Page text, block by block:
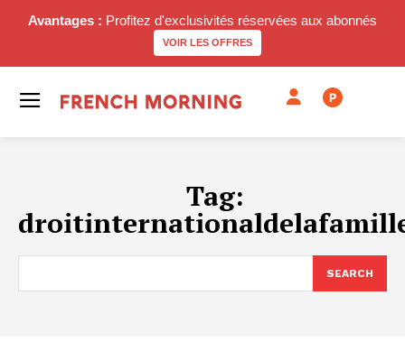
Avantages : Profitez d'exclusivités réservées aux abonnés
VOIR LES OFFRES
P
Tag:
SEARCH